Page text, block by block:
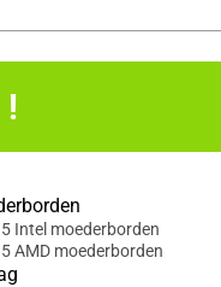
!
Intel moederborden
AMD moederborden